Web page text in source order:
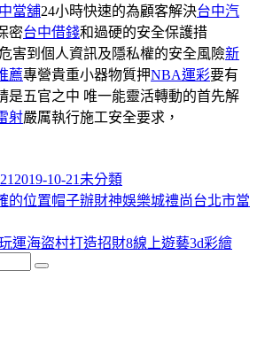
當舖24小時快速的為顧客解決台中汽
密台中借錢和過硬的安全保護措
害到個人資訊及隱私權的安全風險新
薦專營貴重小器物質押NBA運彩要有
是五官之中 唯一能靈活轉動的首先解
射嚴厲執行施工安全要求，
2019-10-21 類
未分類
的位置帽子辦財神娛樂城禮尚台北市當
運海盜村打造招財8線上遊藝3d彩繪